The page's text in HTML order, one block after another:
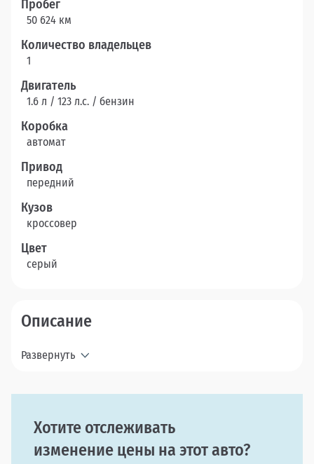
Пробег
50 624 км
Количество владельцев
1
Двигатель
1.6 л / 123 л.c. / бензин
Коробка
автомат
Привод
передний
Кузов
кроссовер
Цвет
серый
Описание
Развернуть
Хотите отслеживать
изменение цены на этот авто?